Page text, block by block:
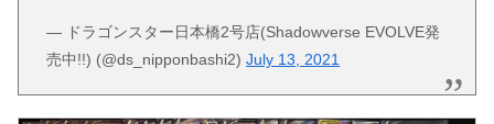
— ドラゴンスター日本橋2号店(Shadowverse EVOLVE発
売中!!) (@ds_nipponbashi2)July 13, 2021